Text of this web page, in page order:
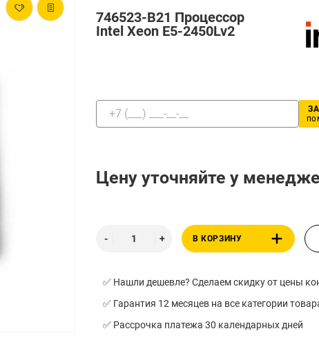
746523-B21 Процессор
Intel Xeon E5-2450Lv2
Цену уточняйте у
В КОРЗИНУ
✅ Нашли дешевле? Сделаем скидку от цены
✅ Гарантия 12 месяцев на все категории
✅ Рассрочка платежа 30 календарных дней